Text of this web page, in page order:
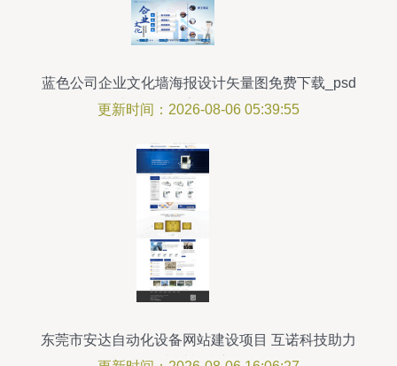
蓝色公司企业文化墙海报设计矢量图免费下载_psd
格式_2268像素_编号26688858
更新时间：2026-08-06 05:39:55
东莞市安达自动化设备网站建设项目 互诺科技助力
智能制造视觉新体验